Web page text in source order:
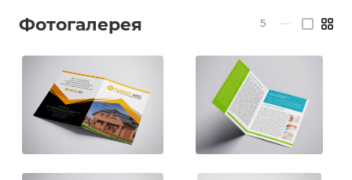
Фотогалерея 5 —